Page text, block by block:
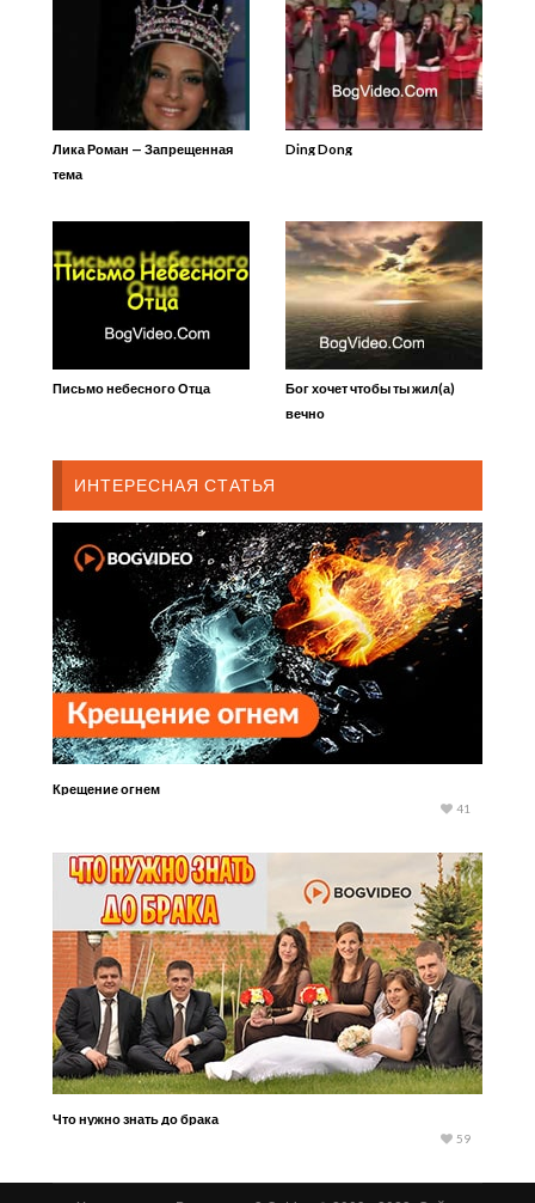
Лика Роман — Запрещенная
тема
Ding Dong
Письмо небесного Отца
Бог хочет чтобы ты жил(а)
вечно
ИНТЕРЕСНАЯ СТАТЬЯ
Крещение огнем
41
Что нужно знать до брака
59